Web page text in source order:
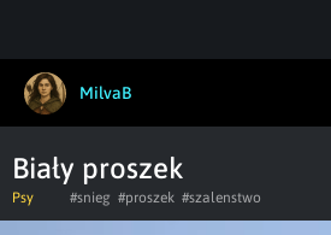
MilvaB
Biały proszek
Psy #snieg #proszek #szalenstwo